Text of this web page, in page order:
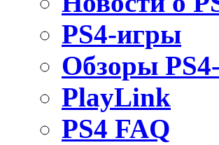
PS4-игры
Обзоры
PlayLink
PS4 FAQ